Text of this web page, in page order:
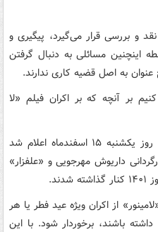
و بررسی قرار می‌گیرد، پیگیری و
اینچنین مسائلی به دنبال گرفتن
به اصل قضیه کاری ندارند.
بر آنچه که بر اکران فیلم «لا
ترکیب نهایی فیلم‌های اکران نوروزی، روز یکشنبه ۱۵ اسفندماه اعلام شد
داریوش مهرجویی و «علفزار»
از اکران ویژه عید فطر یا هر
باشند، برخوردار شود. با این